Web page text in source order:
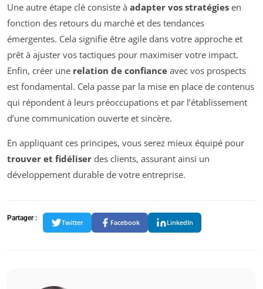
Une autre étape clé consiste à adapter vos stratégies en
fonction des retours du marché et des tendances
émergentes. Cela signifie être agile dans votre approche et
prêt à ajuster vos tactiques pour maximiser votre impact.
Enfin, créer une relation de confiance avec vos prospects
est fondamental. Cela passe par la mise en place de contenus
qui répondent à leurs préoccupations et par l’établissement
d’une communication ouverte et sincère.
En appliquant ces principes, vous serez mieux équipé pour
trouver et fidéliser des clients, assurant ainsi un
développement durable de votre entreprise.
Partager :
Twitter Facebook LinkedIn